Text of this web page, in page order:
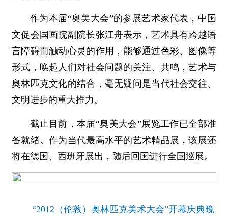
作为本届“奥美大会”的参展艺术家代表，中国
文促会国画院副院长张江舟表示，艺术具有跨越语
言障碍而触动心灵的作用，能够通过色彩、图像等
形式，唤起人们对社会问题的关注、共鸣，艺术与
奥林匹克文化的结合，毫无疑问是当代社会交往、
文明进步的重大推力。
截止目前，本届“奥美大会”展览工作已全部准
备就绪。作为当代最高水平的艺术精品展，该展还
将在德国、西班牙展出，随后回国进行全国巡展。
“2012（伦敦）奥林匹克美术大会”开幕庆典晚